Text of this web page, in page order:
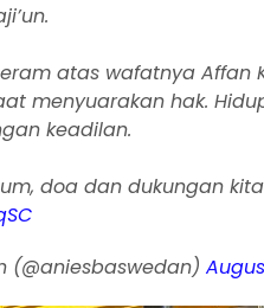
atas wafatnya Affan
menyuarakan hak.
keadilan.
doa dan dukungan
(@aniesbaswedan)